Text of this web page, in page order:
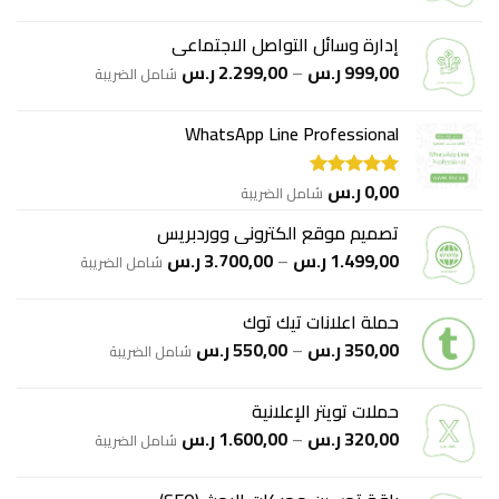
550,00 ر.س. 350,00 ر.س.
إدارة وسائل التواصل الاجتماعي
999,00ر.س –
2.299,00ر.س نطاق
شامل الضريبة
WhatsApp Line Professional
تم التقييم
5.00
من 5 0,00ر.س شامل الضريبة
تصميم موقع الكتروني ووردبريس
1.499,00ر.س –
3.700,00ر.س نطاق
خلال
شامل الضريبة
حملة اعلانات تيك توك
350,00ر.س –
550,00ر.س نطاق
خلال
شامل الضريبة
حملات تويتر الإعلانية
320,00ر.س –
1.600,00ر.س نطاق
شامل الضريبة